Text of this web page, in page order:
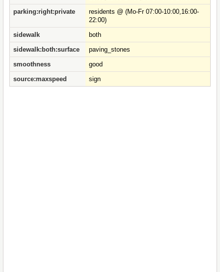
parking:right:private
residents @ (Mo-Fr 07:00-10:00,16:00-
22:00)
sidewalk
both
sidewalk:both:surface
paving_stones
smoothness
good
source:maxspeed
sign